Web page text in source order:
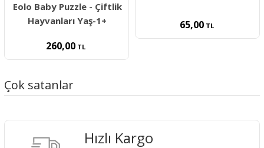
Eolo Baby Puzzle - Çiftlik
Hayvanları Yaş-1+
260,00 TL
65,00TL
Çok satanlar
Hızlı Kargo